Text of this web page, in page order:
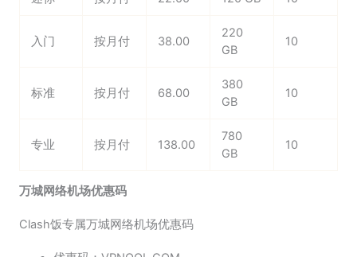
入门 按月付 38.00
220
GB
10
标准 按月付 68.00
380
GB
10
专业 按月付 138.00
780
GB
10
万城网络机场优惠码
Clash饭专属万城网络机场优惠码